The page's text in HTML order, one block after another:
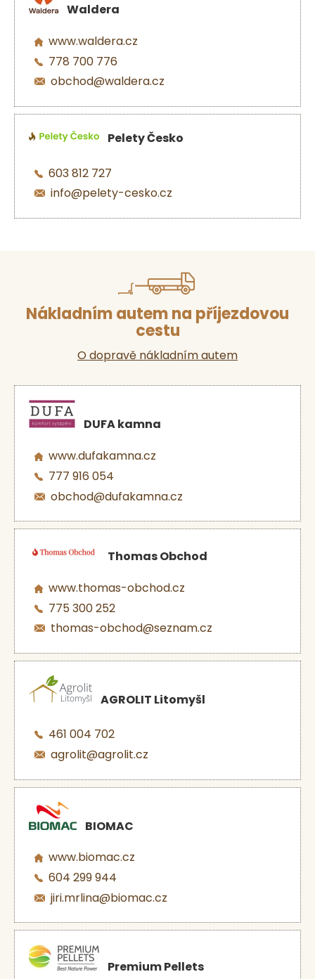
Waldera
www.waldera.cz
778 700 776
obchod@waldera.cz
Pelety Česko
603 812 727
info@pelety-cesko.cz
Nákladním autem na příjezdovou
cestu
O dopravě nákladním autem
DUFA kamna
www.dufakamna.cz
777 916 054
obchod@dufakamna.cz
Thomas Obchod
www.thomas-obchod.cz
775 300 252
thomas-obchod@seznam.cz
AGROLIT Litomyšl
461 004 702
agrolit@agrolit.cz
BIOMAC
www.biomac.cz
604 299 944
jiri.mrlina@biomac.cz
Premium Pellets